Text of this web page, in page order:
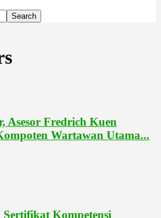
Asesor Fredrich Kuen
Wartawan Utama...
Kompetensi